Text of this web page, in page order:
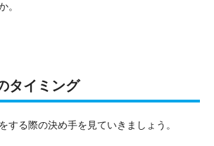
。
タイミング
する際の決め手を見ていきましょう。